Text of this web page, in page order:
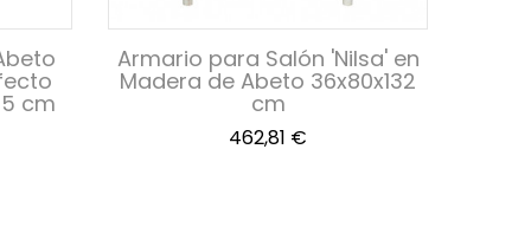
cm
Armario para Salón 'Nilsa' en
Madera de Abeto 36x80x132
cm
Precio
462,81 €